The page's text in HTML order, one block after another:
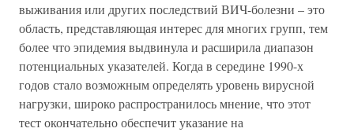
выживания или других последствий ВИЧ-болезни – это
область, представляющая интерес для многих групп, тем
более что эпидемия выдвинула и расширила диапазон
потенциальных указателей. Когда в середине 1990-х
годов стало возможным определять уровень вирусной
нагрузки, широко распространилось мнение, что этот
тест окончательно обеспечит указание на